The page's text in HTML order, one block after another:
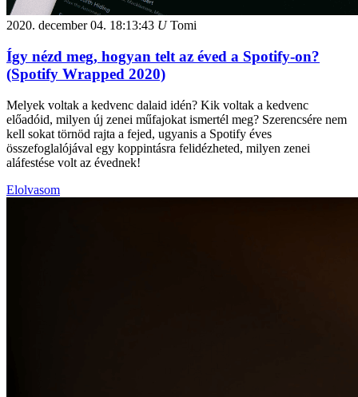
2020. december 04. 18:13:43 UTomi
Így nézd meg, hogyan telt az éved a Spotify-on?
(Spotify Wrapped 2020)
Melyek voltak a kedvenc dalaid idén? Kik voltak a kedvenc
előadóid, milyen új zenei műfajokat ismertél meg? Szerencsére nem
kell sokat törnöd rajta a fejed, ugyanis a Spotify éves
összefoglalójával egy koppintásra felidézheted, milyen zenei
aláfestése volt az évednek!
Elolvasom